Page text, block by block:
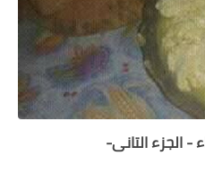
الجزء التاني-